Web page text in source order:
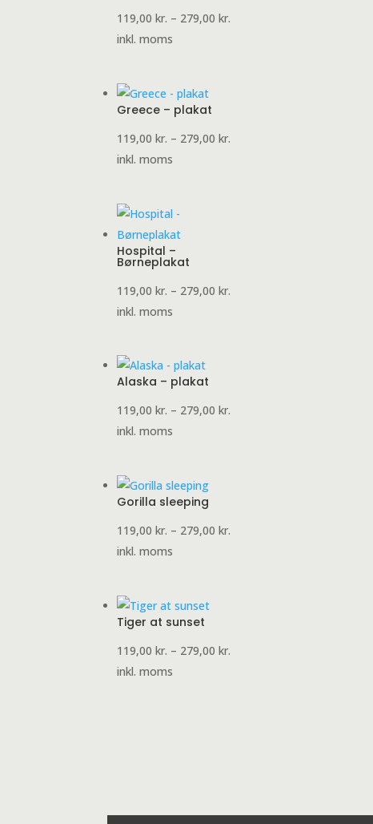
119,00 kr. – 279,00 kr.
inkl. moms
Greece – plakat
119,00 kr. – 279,00 kr.
inkl. moms
Hospital –
Børneplakat
119,00 kr. – 279,00 kr.
inkl. moms
Alaska – plakat
119,00 kr. – 279,00 kr.
inkl. moms
Gorilla sleeping
119,00 kr. – 279,00 kr.
inkl. moms
Tiger at sunset
119,00 kr. – 279,00 kr.
inkl. moms